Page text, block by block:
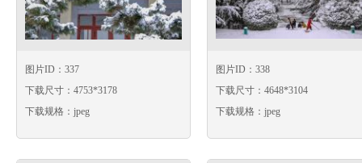
图片ID：337
下载尺寸：4753*3178
下载规格：jpeg
图片ID：338
下载尺寸：4648*3104
下载规格：jpeg